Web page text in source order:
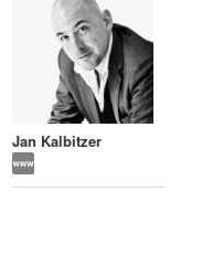
Jan Kalbitzer